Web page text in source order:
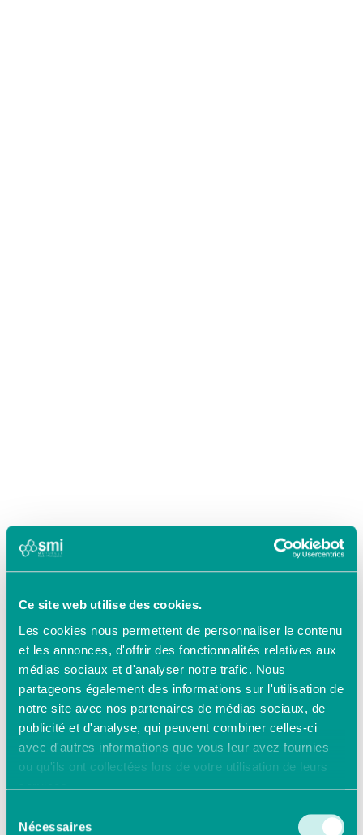
Ce site web utilise des cookies.
Les cookies nous permettent de personnaliser le contenu
et les annonces, d'offrir des fonctionnalités relatives aux
médias sociaux et d'analyser notre trafic. Nous
partageons également des informations sur l'utilisation de
notre site avec nos partenaires de médias sociaux, de
publicité et d'analyse, qui peuvent combiner celles-ci
avec d'autres informations que vous leur avez fournies
ou qu'ils ont collectées lors de votre utilisation de leurs
services.
Nécessaires